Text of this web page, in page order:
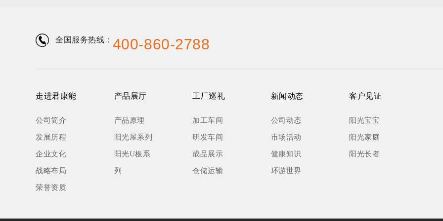
全国服务热线： 400-860-2788
走进君康能
公司简介
发展历程
企业文化
战略布局
荣誉资质
产品展厅
产品原理
阳光屋系列
阳光U板系
列
工厂巡礼
加工车间
研发车间
成品展示
仓储运输
新闻动态
公司动态
市场活动
健康知识
环游世界
客户见证
阳光宝宝
阳光家庭
阳光长者